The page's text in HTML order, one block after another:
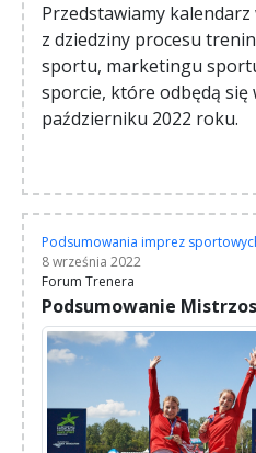
Przedstawiamy
z dziedziny procesu
sportu, marketingu
sporcie, które odbędą się
październiku 2022 roku.
Podsumowania imprez
8 września 2022
Forum Trenera
Podsumowanie